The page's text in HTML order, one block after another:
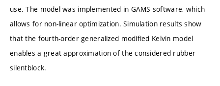
use. The model was implemented in GAMS software, which
allows for non-linear optimization. Simulation results show
that the fourth-order generalized modified Kelvin model
enables a great approximation of the considered rubber
silentblock.